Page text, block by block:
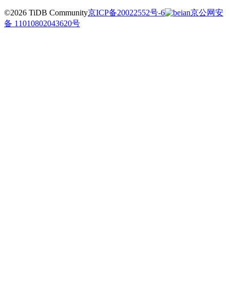
©2026 TiDB Community京ICP备20022552号-6
京公网安
备 11010802043620号